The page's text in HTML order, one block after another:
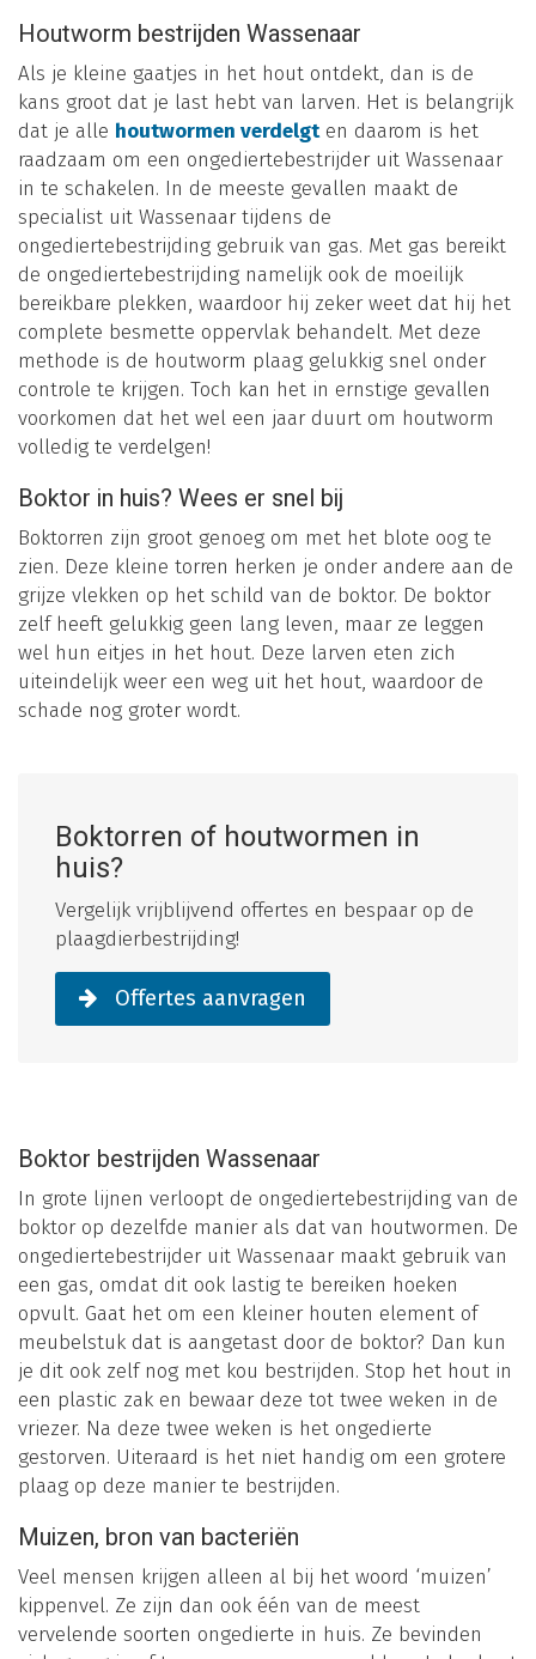
Houtworm bestrijden Wassenaar
Als je kleine gaatjes in het hout ontdekt, dan is de
kans groot dat je last hebt van larven. Het is belangrijk
dat je alle houtwormen verdelgten daarom is het
raadzaam om een ongediertebestrijder uit Wassenaar
in te schakelen. In de meeste gevallen maakt de
specialist uit Wassenaar tijdens de
ongediertebestrijding gebruik van gas. Met gas bereikt
de ongediertebestrijding namelijk ook de moeilijk
bereikbare plekken, waardoor hij zeker weet dat hij het
complete besmette oppervlak behandelt. Met deze
methode is de houtworm plaag gelukkig snel onder
controle te krijgen. Toch kan het in ernstige gevallen
voorkomen dat het wel een jaar duurt om houtworm
volledig te verdelgen!
Boktor in huis? Wees er snel bij
Boktorren zijn groot genoeg om met het blote oog te
zien. Deze kleine torren herken je onder andere aan de
grijze vlekken op het schild van de boktor. De boktor
zelf heeft gelukkig geen lang leven, maar ze leggen
wel hun eitjes in het hout. Deze larven eten zich
uiteindelijk weer een weg uit het hout, waardoor de
schade nog groter wordt.
Boktorren of houtwormen in
huis?
Vergelijk vrijblijvend offertes en bespaar op de
plaagdierbestrijding!
Offertes aanvragen
Boktor bestrijden Wassenaar
In grote lijnen verloopt de ongediertebestrijding van de
boktor op dezelfde manier als dat van houtwormen. De
ongediertebestrijder uit Wassenaar maakt gebruik van
een gas, omdat dit ook lastig te bereiken hoeken
opvult. Gaat het om een kleiner houten element of
meubelstuk dat is aangetast door de boktor? Dan kun
je dit ook zelf nog met kou bestrijden. Stop het hout in
een plastic zak en bewaar deze tot twee weken in de
vriezer. Na deze twee weken is het ongedierte
gestorven. Uiteraard is het niet handig om een grotere
plaag op deze manier te bestrijden.
Muizen, bron van bacteriën
Veel mensen krijgen alleen al bij het woord ‘muizen’
kippenvel. Ze zijn dan ook één van de meest
vervelende soorten ongedierte in huis. Ze bevinden